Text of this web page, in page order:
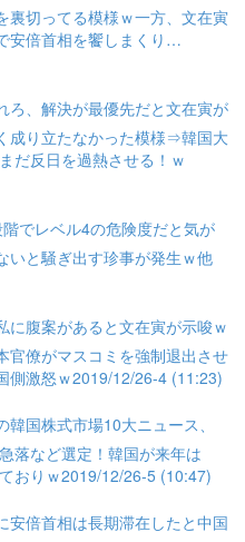
裏切ってる模様ｗ一方、文在寅
安倍首相を饗しまくり…
ろ、解決が最優先だと文在寅が
成り立たなかった模様⇒韓国大
だ反日を過熱させる！ｗ
でレベル4の危険度だと気が
いと騒ぎ出す珍事が発生ｗ他
に腹案があると文在寅が示唆ｗ
官僚がマスコミを強制退出させ
側激怒ｗ2019/12/26-4 (11:23)
国株式市場10大ニュース、
落など選定！韓国が来年は
おりｗ2019/12/26-5 (10:47)
安倍首相は長期滞在したと中国